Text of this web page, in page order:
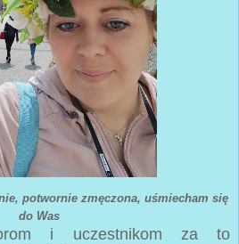
potwornie zmęczona, uśmiecham się
do Was
i uczestnikom za to